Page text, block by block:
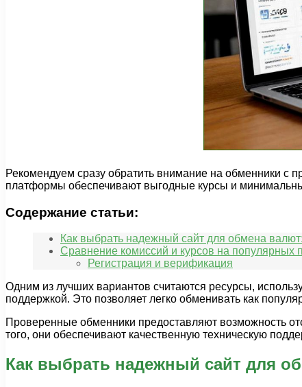
Рекомендуем сразу обратить внимание на обменники с
платформы обеспечивают выгодные курсы и
Содержание статьи:
Как выбрать надежный сайт для обмена
Сравнение комиссий и курсов на
Регистрация и верификация
Одним из лучших вариантов считаются ресурсы,
поддержкой. Это позволяет легко обменивать как
Проверенные обменники предоставляют возможность
того, они обеспечивают качественную техническую
Как выбрать надежный сайт для